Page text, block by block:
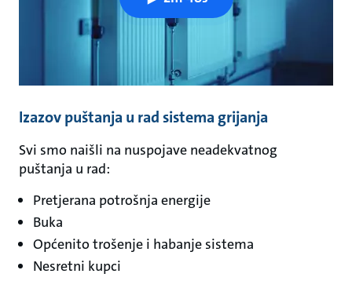
Izazov puštanja u rad sistema grijanja
Svi smo naišli na nuspojave neadekvatnog
puštanja u rad:
Pretjerana potrošnja energije
Buka
Općenito trošenje i habanje sistema
Nesretni kupci